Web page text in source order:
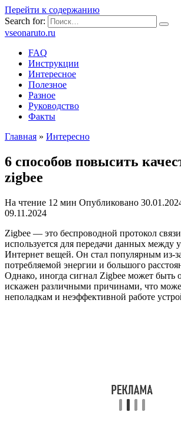
Перейти к содержанию
Search for:
vseonaruto.ru
FAQ
Инструкции
Интересное
Полезное
Разное
Руководство
Факты
Главная » Интересно
6 способов повысить
zigbee
На чтение 12 мин Опубликовано
09.11.2024
Zigbee — это беспроводной протокол
используется для передачи данных между
Интернет вещей. Он стал популярным из-
потребляемой энергии и большого
Однако, иногда сигнал Zigbee может быть
искажен различными причинами, что
неполадкам и неэффективной работе